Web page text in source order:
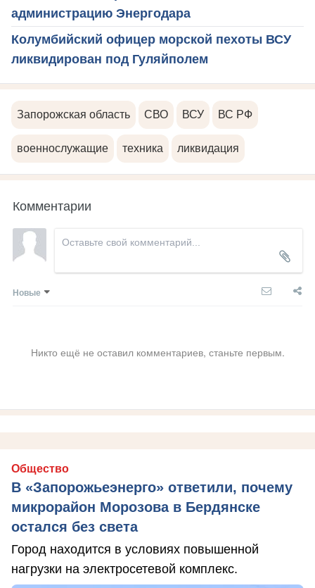
администрацию Энергодара
Колумбийский офицер морской пехоты ВСУ
ликвидирован под Гуляйполем
Запорожская область СВО ВСУ ВС РФ
военнослужащие техника ликвидация
Комментарии
Новые
Никто ещё не оставил комментариев, станьте первым.
Общество
В «Запорожьеэнерго» ответили, почему
микрорайон Морозова в Бердянске
остался без света
Город находится в условиях повышенной
нагрузки на электросетевой комплекс.